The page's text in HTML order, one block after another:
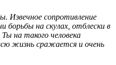
Извечное сопротивление
борьбы на скулах, отблески в
Ты на такого человека
жизнь сражается и очень